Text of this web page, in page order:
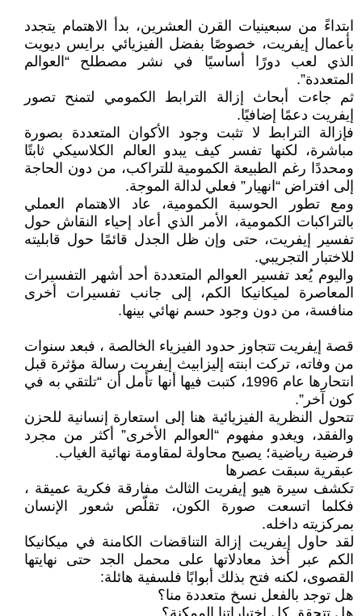
ابتداءً من سبعينيات القرن العشرين، بدأ الاهتمام يتجدد
بأعمال إيفريت، خصوصًا بفضل الفيزيائي برايس ديويت
الذي لعب دورًا أساسيًا في نشر مصطلح “العوالم
المتعددة”.
ثم جاءت أبحاث إزالة الترابط الكمومي لتمنح تصور
إيفريت دعمًا إضافيًا.
فإزالة الترابط لا تثبت وجود الأكوان المتعددة بصورة
مباشرة، لكنها تفسر كيف يبدو العالم الكلاسيكي ثابتًا
ومحددًا رغم الطبيعة الكمومية للتراكب، من دون الحاجة
إلى افتراض “انهيار” فعلي لدالة الموجة.
ومع تطور الحوسبة الكمومية، عاد الاهتمام العملي
بالتراكبات الكمومية، الأمر الذي أعاد إحياء النقاش حول
تفسير إيفريت، حتى وإن ظل الجدل قائمًا حول قابليته
للاختبار التجريبي.
واليوم يُعد تفسير العوالم المتعددة أحد أشهر التفسيرات
المعاصرة لميكانيكا الكم، إلى جانب تفسيرات أخرى
منافسة، من دون وجود حسم نهائي بينها.
قصة إيفريت تتجاوز حدود الفيزياء الخالصة ، فبعد سنوات
من وفاته، تركت ابنته إليزابيث إيفريت رسالة مؤثرة قبل
انتحارها عام 1996، كتبت فيها أنها تأمل أن “تلتقي به في
كون آخر”.
تتحول النظرية الفيزيائية هنا إلى استعارة إنسانية للحزن
والفقد، ويغدو مفهوم “العوالم الأخرى” أكثر من مجرد
فرضية رياضية؛ يصبح محاولة لمقاومة نهائية الغياب.
عبقرية سبقت عصرها
تكشف سيرة هيو إيفريت الثالث مفارقة فكرية عميقة ،
فكلما اتسعت صورة الكون، تقلّص شعور الإنسان
بمركزيته داخله.
لقد حاول إيفريت إزالة التناقضات الكامنة في ميكانيكا
الكم عبر أخذ معادلاتها على محمل الجد حتى نهايتها
القصوى، لكنه فتح بذلك أبوابًا فلسفية هائلة:
هل توجد بالفعل نسخ متعددة منا؟